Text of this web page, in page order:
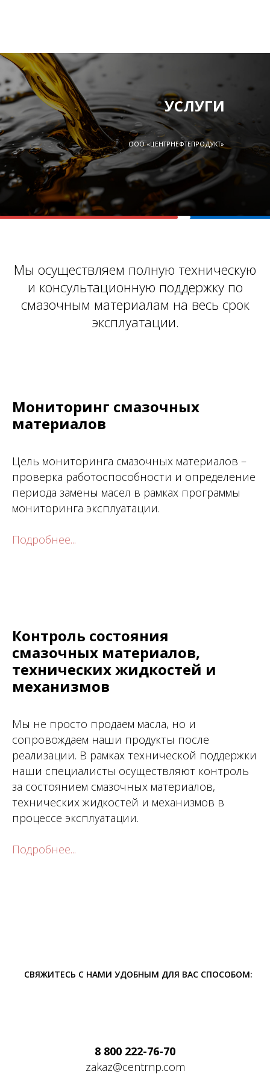
УСЛУГИ
ООО «ЦЕНТРНЕФТЕПРОДУКТ»
Мы осуществляем полную техническую
и консультационную поддержку по
смазочным материалам на весь срок
эксплуатации.
Мониторинг смазочных
материалов
Цель мониторинга смазочных материалов –
проверка работоспособности и определение
периода замены масел в рамках программы
мониторинга эксплуатации.
Подробнее...
Контроль состояния
смазочных материалов,
технических жидкостей и
механизмов
Мы не просто продаем масла, но и
сопровождаем наши продукты после
реализации. В рамках технической поддержки
наши специалисты осуществляют контроль
за состоянием смазочных материалов,
технических жидкостей и механизмов в
процессе эксплуатации.
Подробнее...
СВЯЖИТЕСЬ С НАМИ УДОБНЫМ ДЛЯ ВАС СПОСОБОМ:
8 800 222-76-70
zakaz@centrnp.com